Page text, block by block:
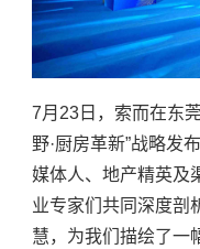
7月23日，索而在东
野·厨房革新”战略发
媒体人、地产精英及
业专家们共同深度剖
慧，为我们描绘了一